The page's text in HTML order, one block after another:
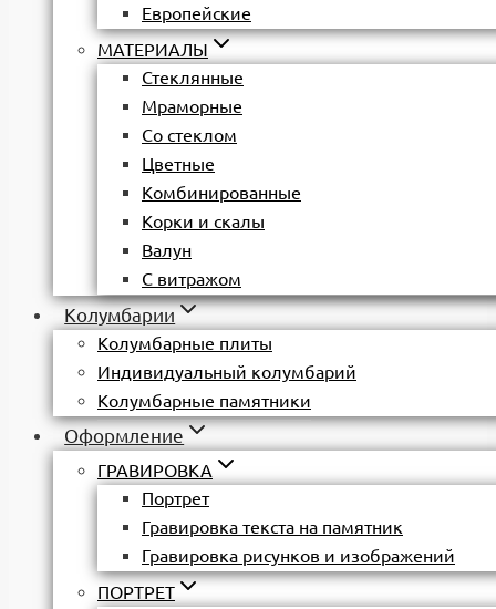
Европейские
МАТЕРИАЛЫ
Стеклянные
Мраморные
Со стеклом
Цветные
Комбинированные
Корки и скалы
Валун
С витражом
Колумбарии
Колумбарные плиты
Индивидуальный колумбарий
Колумбарные памятники
Оформление
ГРАВИРОВКА
Портрет
Гравировка текста на памятник
Гравировка рисунков и изображений
ПОРТРЕТ